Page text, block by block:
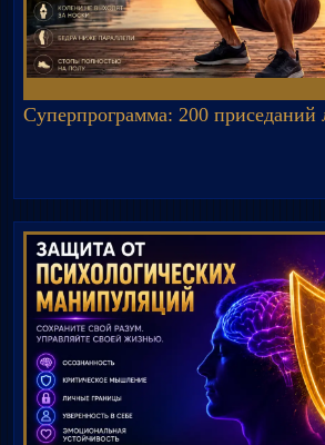
Суперпрограмма: 200 приседаний